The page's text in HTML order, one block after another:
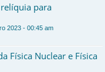
para
2023 - 00:45 am
Física Nuclear e Física